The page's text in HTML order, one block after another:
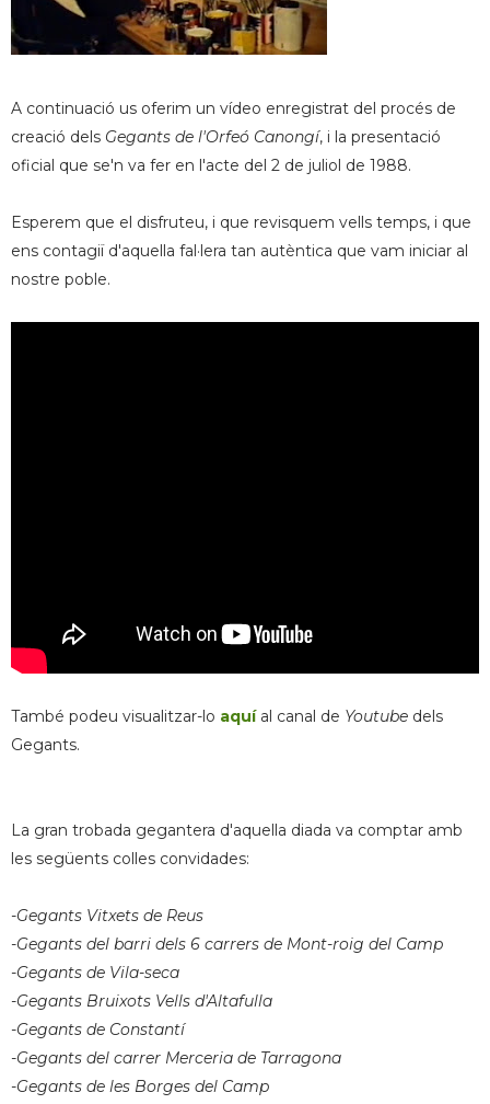
A continuació us oferim un vídeo enregistrat del procés de
creació dels Gegants de l'Orfeó Canongí, i la presentació
oficial que se'n va fer en l'acte del 2 de juliol de 1988.
Esperem que el disfruteu, i que revisquem vells temps, i que
ens contagiï d'aquella fal·lera tan autèntica que vam iniciar al
nostre poble.
També podeu visualitzar-lo aquíal canal de Youtube dels
Gegants.
La gran trobada gegantera d'aquella diada va comptar amb
les següents colles convidades:
-Gegants Vitxets de Reus
-Gegants del barri dels 6 carrers de Mont-roig del Camp
-Gegants de Vila-seca
-Gegants Bruixots Vells d'Altafulla
-Gegants de Constantí
-Gegants del carrer Merceria de Tarragona
-Gegants de les Borges del Camp